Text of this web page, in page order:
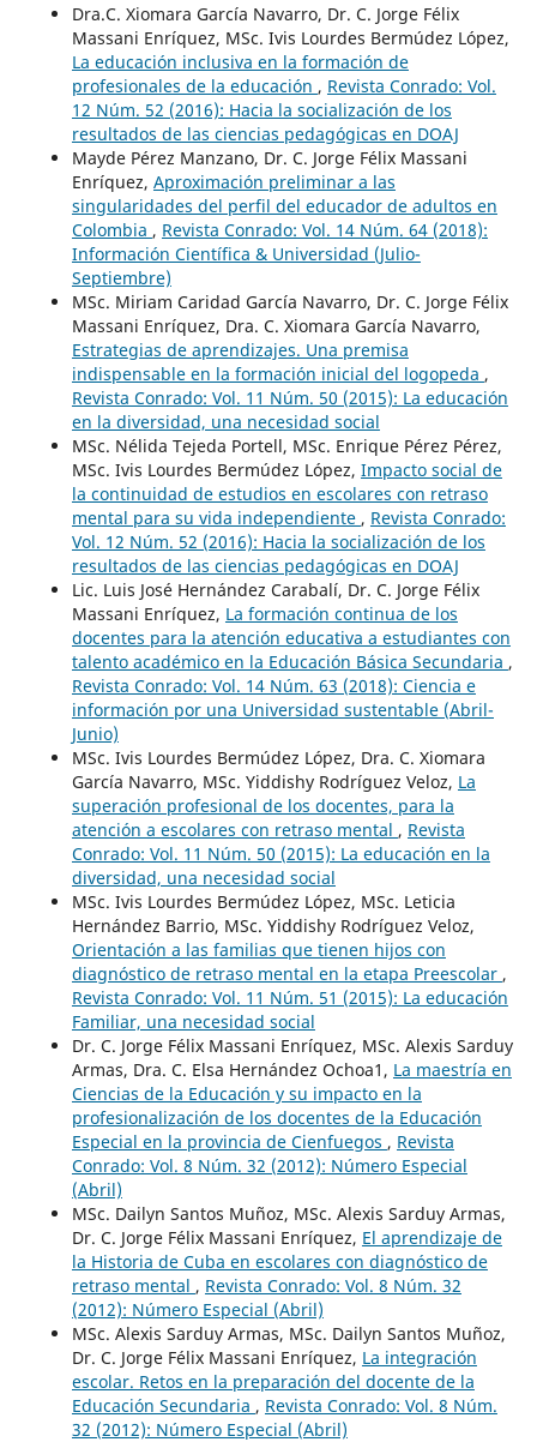
Dra.C. Xiomara García Navarro, Dr. C. Jorge Félix
Massani Enríquez, MSc. Ivis Lourdes Bermúdez López,
La educación inclusiva en la formación de
profesionales de la educación , Revista Conrado: Vol.
12 Núm. 52 (2016): Hacia la socialización de los
resultados de las ciencias pedagógicas en DOAJ
Mayde Pérez Manzano, Dr. C. Jorge Félix Massani
Enríquez, Aproximación preliminar a las
singularidades del perfil del educador de adultos en
Colombia , Revista Conrado: Vol. 14 Núm. 64 (2018):
Información Científica & Universidad (Julio-
Septiembre)
MSc. Miriam Caridad García Navarro, Dr. C. Jorge Félix
Massani Enríquez, Dra. C. Xiomara García Navarro,
Estrategias de aprendizajes. Una premisa
indispensable en la formación inicial del logopeda ,
Revista Conrado: Vol. 11 Núm. 50 (2015): La educación
en la diversidad, una necesidad social
MSc. Nélida Tejeda Portell, MSc. Enrique Pérez Pérez,
MSc. Ivis Lourdes Bermúdez López, Impacto social de
la continuidad de estudios en escolares con retraso
mental para su vida independiente , Revista Conrado:
Vol. 12 Núm. 52 (2016): Hacia la socialización de los
resultados de las ciencias pedagógicas en DOAJ
Lic. Luis José Hernández Carabalí, Dr. C. Jorge Félix
Massani Enríquez, La formación continua de los
docentes para la atención educativa a estudiantes con
talento académico en la Educación Básica Secundaria ,
Revista Conrado: Vol. 14 Núm. 63 (2018): Ciencia e
información por una Universidad sustentable (Abril-
Junio)
MSc. Ivis Lourdes Bermúdez López, Dra. C. Xiomara
García Navarro, MSc. Yiddishy Rodríguez Veloz, La
superación profesional de los docentes, para la
atención a escolares con retraso mental , Revista
Conrado: Vol. 11 Núm. 50 (2015): La educación en la
diversidad, una necesidad social
MSc. Ivis Lourdes Bermúdez López, MSc. Leticia
Hernández Barrio, MSc. Yiddishy Rodríguez Veloz,
Orientación a las familias que tienen hijos con
diagnóstico de retraso mental en la etapa Preescolar ,
Revista Conrado: Vol. 11 Núm. 51 (2015): La educación
Familiar, una necesidad social
Dr. C. Jorge Félix Massani Enríquez, MSc. Alexis Sarduy
Armas, Dra. C. Elsa Hernández Ochoa1, La maestría en
Ciencias de la Educación y su impacto en la
profesionalización de los docentes de la Educación
Especial en la provincia de Cienfuegos , Revista
Conrado: Vol. 8 Núm. 32 (2012): Número Especial
(Abril)
MSc. Dailyn Santos Muñoz, MSc. Alexis Sarduy Armas,
Dr. C. Jorge Félix Massani Enríquez, El aprendizaje de
la Historia de Cuba en escolares con diagnóstico de
retraso mental , Revista Conrado: Vol. 8 Núm. 32
(2012): Número Especial (Abril)
MSc. Alexis Sarduy Armas, MSc. Dailyn Santos Muñoz,
Dr. C. Jorge Félix Massani Enríquez, La integración
escolar. Retos en la preparación del docente de la
Educación Secundaria , Revista Conrado: Vol. 8 Núm.
32 (2012): Número Especial (Abril)